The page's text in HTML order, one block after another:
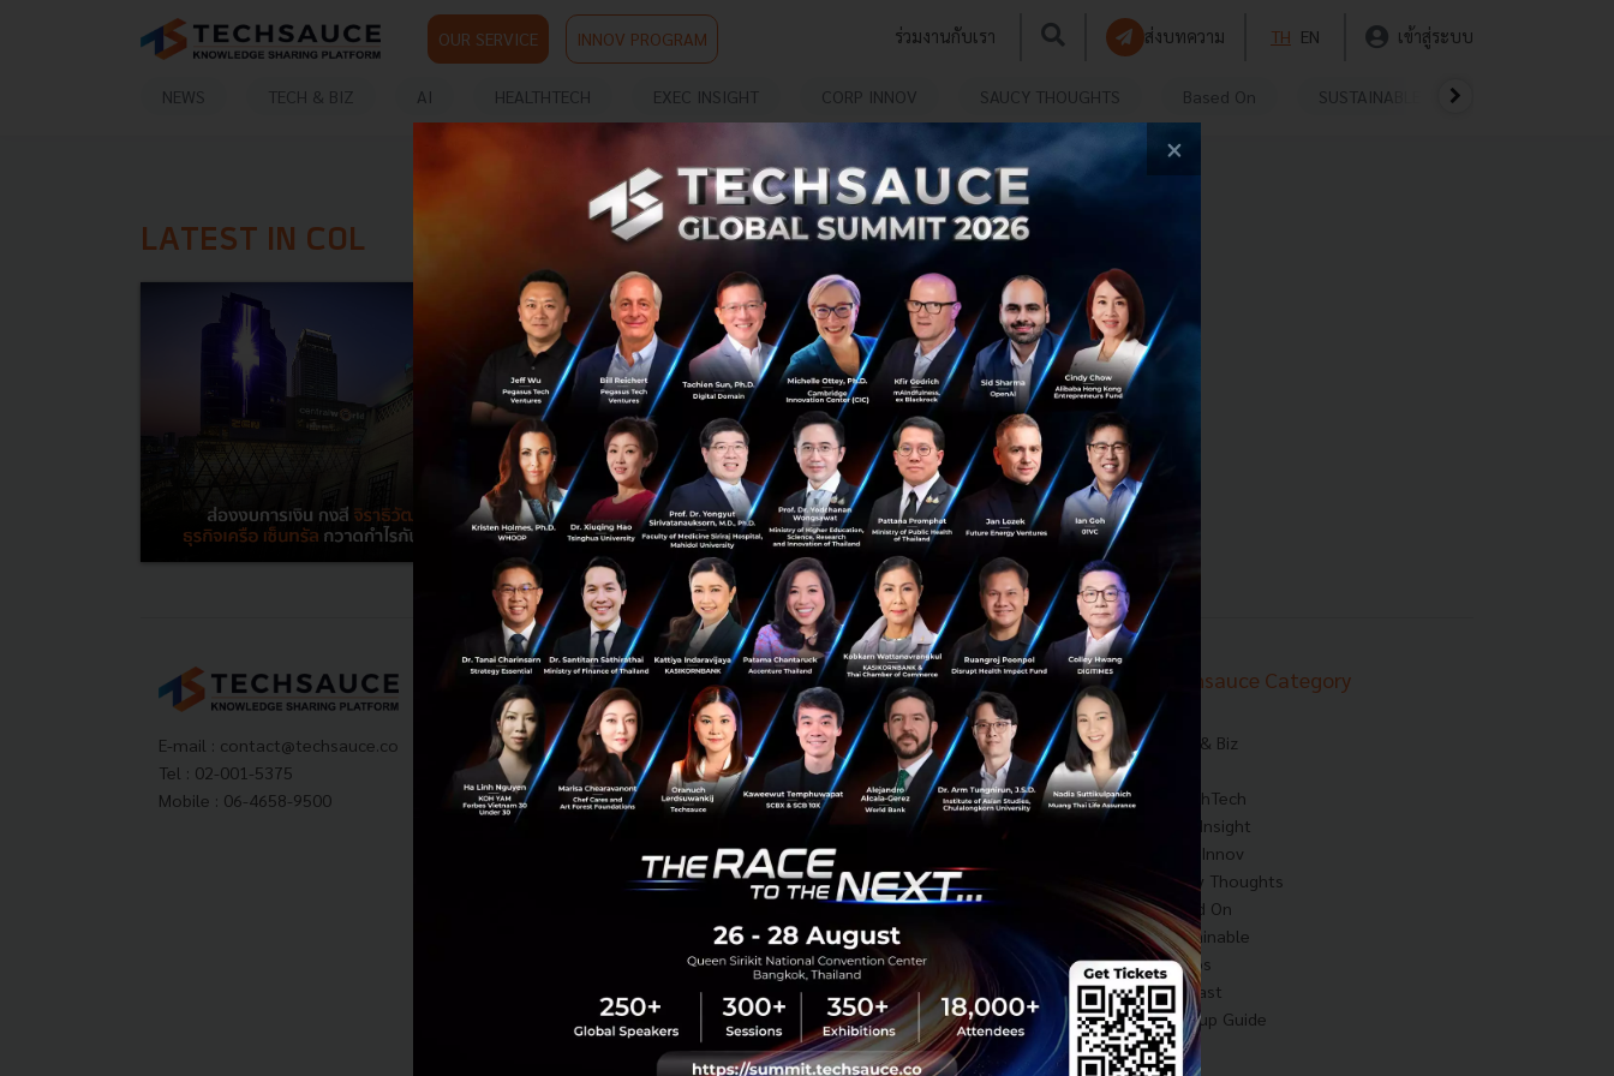
OUR SERVICE INNOV PROGRAM ร่วมงานกับเรา ส่งบทความ TH EN เข้าสู่ระบบ
NEWS TECH & BIZ AI HEALTHTECH EXEC INSIGHT CORP INNOV SAUCY THOUGHTS Based On SUSTAINABLE
LATEST IN COL
ส่องงบการเงิน กงสี 'จิราธิวัฒน์' ปิดปี 62 ธุรกิจเครือ
'เซ็นทรัล' กวาดกำไรกันไปเท่าไหร่บ้าง
บทความนี้ Techsauce ได้รวบรวมผลประกอบการประจำปี
2562 ของธุรกิจทั้ง 4 กลุ่มในเครือเซ็นทรัล ธุรกิจตระกูล จิราธิ
วัฒน์ มาสรุปให้ดูว่า รายได้และกำไรของแต่ละกลุ่มมีการเติบโต
เป็นอย่างไรก...
มีนาคม 2, 2020| ByTechsauce Team
455
News crc cpn col centel
E-mail : contact@techsauce.co
Tel : 02-001-5375
Mobile : 06-4658-9500
Techsauce Media
About Techsauce
Techsauce Services
Privacy Policy
ส่งบทความ
Techsauce Global Summit
Trending Tags
Corporate Innovation
Digital Transformation
E-Commerce
Startup
Technology
Techsauce Category
News
Tech & Biz
HealthTech
Exec Insight
Corp Innov
Saucy Thoughts
Based On
Sustainable
Videos
Podcast
Startup Guide
×